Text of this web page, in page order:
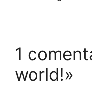
1
world!»